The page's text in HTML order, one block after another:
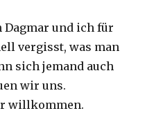
Dagmar und ich für
vergisst, was man
sich jemand auch
wir uns.
willkommen.